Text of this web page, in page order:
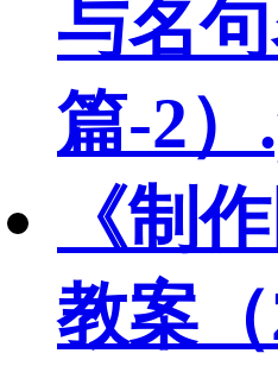
与名
篇-2
《制
教案